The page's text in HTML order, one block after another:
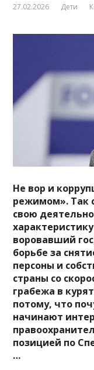
27.02.2026 Дети
Не вор и
режимом». Так
свою
воровавший
борьбе за
персоны и
страны со
грабежа в
потому, что
начинают
позицией по
…